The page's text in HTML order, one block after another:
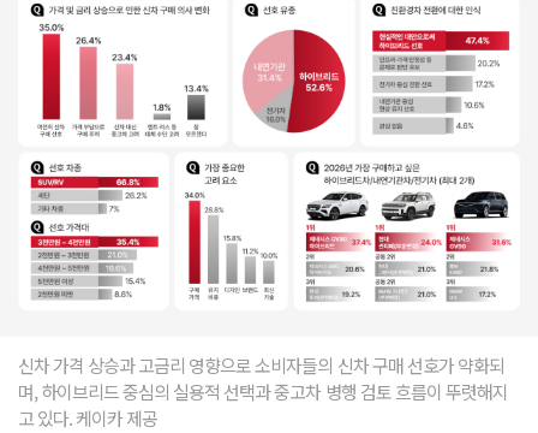
신차 가격 상승과 고금리 영향으로 소비자들의 신차 구매 선호가 약화되
며, 하이브리드 중심의 실용적 선택과 중고차 병행 검토 흐름이 뚜렷해지
고 있다. 케이카 제공